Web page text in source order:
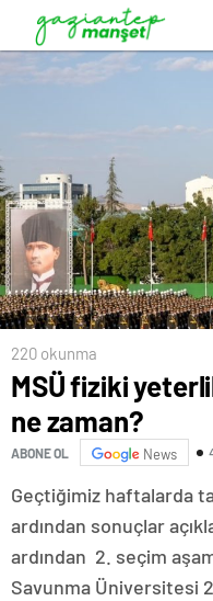
220 okunma
MSÜ fiziki
ne zaman?
ABONE OL News
Geçtiğimiz haftalarda
ardından sonuçlar
ardından 2. seçim
Savunma Üniversitesi